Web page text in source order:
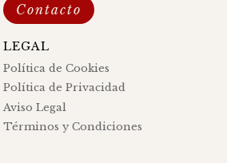
Contacto
LEGAL
Política de Cookies
Política de Privacidad
Aviso Legal
Términos y Condiciones